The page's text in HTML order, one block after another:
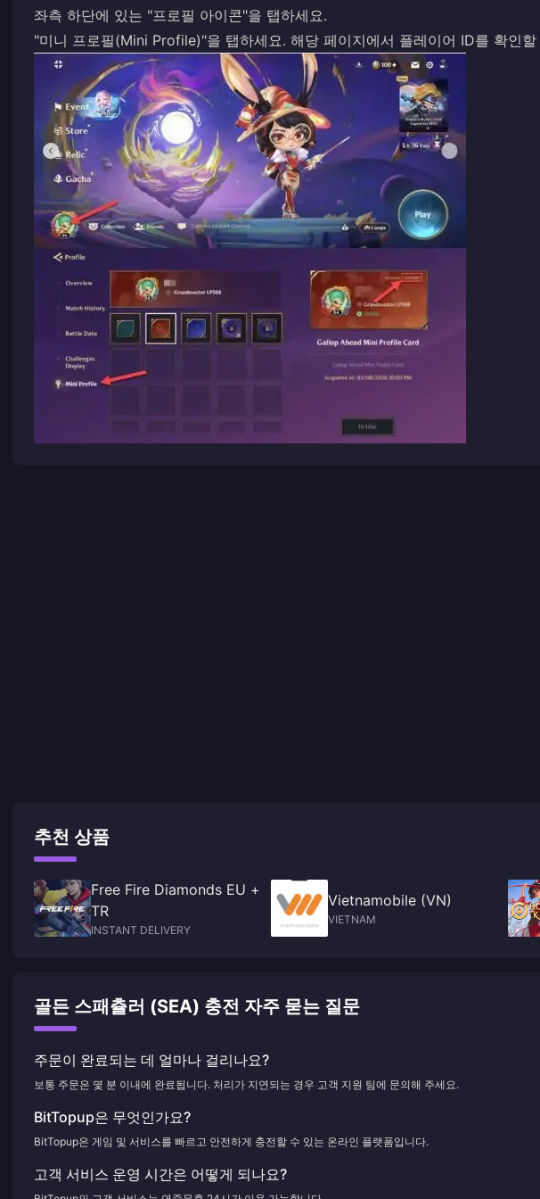
좌측 하단에 있는 "프로필 아이콘"을 탭하세요.
"미니 프로필(Mini Profile)"을 탭하세요. 해당 페이지에서 플레이어 ID를 확인할
추천 상품
Free Fire Diamonds EU +
TR
INSTANT DELIVERY
Vietnamobile (VN)
VIETNAM
골든 스패츌러 (SEA) 충전 자주 묻는 질문
주문이 완료되는 데 얼마나 걸리나요?
보통 주문은 몇 분 이내에 완료됩니다. 처리가 지연되는 경우 고객 지원 팀에 문의해 주세요.
BitTopup은 무엇인가요?
BitTopup은 게임 및 서비스를 빠르고 안전하게 충전할 수 있는 온라인 플랫폼입니다.
고객 서비스 운영 시간은 어떻게 되나요?